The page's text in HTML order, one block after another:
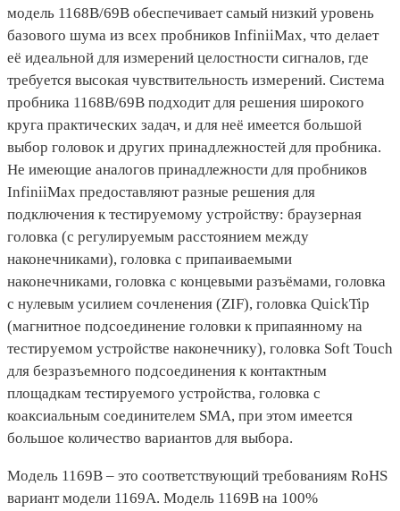
модель 1168B/69B обеспечивает самый низкий уровень
базового шума из всех пробников InfiniiMax, что делает
её идеальной для измерений целостности сигналов, где
требуется высокая чувствительность измерений. Система
пробника 1168B/69B подходит для решения широкого
круга практических задач, и для неё имеется большой
выбор головок и других принадлежностей для пробника.
Не имеющие аналогов принадлежности для пробников
InfiniiMax предоставляют разные решения для
подключения к тестируемому устройству: браузерная
головка (с регулируемым расстоянием между
наконечниками), головка с припаиваемыми
наконечниками, головка с концевыми разъёмами, головка
с нулевым усилием сочленения (ZIF), головка QuickTip
(магнитное подсоединение головки к припаянному на
тестируемом устройстве наконечнику), головка Soft Touch
для безразъемного подсоединения к контактным
площадкам тестируемого устройства, головка с
коаксиальным соединителем SMA, при этом имеется
большое количество вариантов для выбора.
Модель 1169B – это соответствующий требованиям RoHS
вариант модели 1169A. Модель 1169B на 100%